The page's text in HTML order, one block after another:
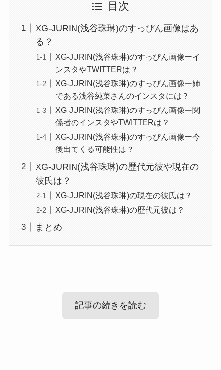
目次
XG-JURIN(浅谷珠琳)のすっぴん画像はあ
る？
XG-JURIN(浅谷珠琳)のすっぴん画像ーイ
ンスタやTWITTERは？
XG-JURIN(浅谷珠琳)のすっぴん画像ー姉
である浅谷純菜さんのインスタには？
XG-JURIN(浅谷珠琳)のすっぴん画像ー関
係者のインスタやTWITTERは？
XG-JURIN(浅谷珠琳)のすっぴん画像ー今
後出てくる可能性は？
XG-JURIN(浅谷珠琳)の歴代元彼や現在の
彼氏は？
XG-JURIN(浅谷珠琳)の現在の彼氏は？
XG-JURIN(浅谷珠琳)の歴代元彼は？
まとめ
記事の続きを読む